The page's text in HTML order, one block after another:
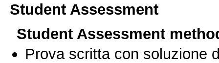
Student Assessment
Student Assessment
Prova scritta con soluzione